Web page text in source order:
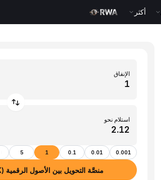
أكثر
الإنفاق
استلام نحو
0.001
0.01
0.1
1
5
منصَّة التحويل بين الأصول الرقمية (Convert) TRX to DKK